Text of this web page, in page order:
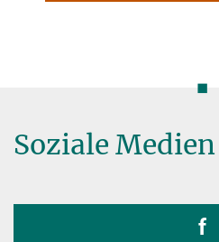
◼
Soziale Medien